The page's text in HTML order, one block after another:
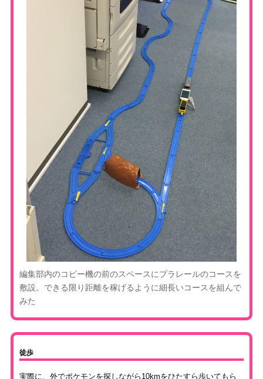
編集部内のコピー機の前のスペースにプラレールのコースを
敷設。できる限り距離を稼げるように細長いコースを組んで
みた
徒歩
実際に、外でポケモンを探しながら10kmをひたすら歩いてもら